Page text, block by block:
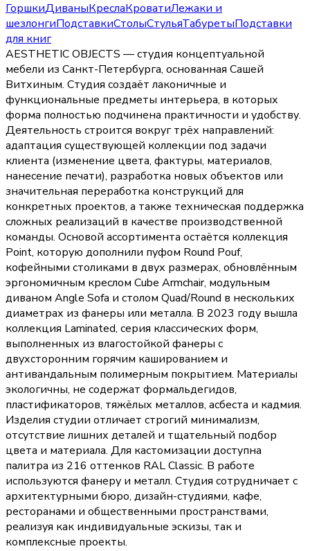
ГоршкиДиваныКреслаКроватиЛежаки и
шезлонгиПодставкиСтолыСтульяТабуретыПодставки
для книг
AESTHETIC OBJECTS — студия концептуальной
мебели из Санкт-Петербурга, основанная Сашей
Витхиным. Студия создаёт лаконичные и
функциональные предметы интерьера, в которых
форма полностью подчинена практичности и удобству.
Деятельность строится вокруг трёх направлений:
адаптация существующей коллекции под задачи
клиента (изменение цвета, фактуры, материалов,
нанесение печати), разработка новых объектов или
значительная переработка конструкций для
конкретных проектов, а также техническая поддержка
сложных реализаций в качестве производственной
команды. Основой ассортимента остаётся коллекция
Point, которую дополнили пуфом Round Pouf,
кофейными столиками в двух размерах, обновлённым
эргономичным креслом Cube Armchair, модульным
диваном Angle Sofa и столом Quad/Round в нескольких
диаметрах из фанеры или металла. В 2023 году вышла
коллекция Laminated, серия классических форм,
выполненных из влагостойкой фанеры с
двухсторонним горячим кашированием и
антивандальным полимерным покрытием. Материалы
экологичны, не содержат формальдегидов,
пластификаторов, тяжёлых металлов, асбеста и кадмия.
Изделия студии отличает строгий минимализм,
отсутствие лишних деталей и тщательный подбор
цвета и материала. Для кастомизации доступна
палитра из 216 оттенков RAL Classic. В работе
используются фанеру и металл. Студия сотрудничает с
архитектурными бюро, дизайн-студиями, кафе,
ресторанами и общественными пространствами,
реализуя как индивидуальные эскизы, так и
комплексные проекты.